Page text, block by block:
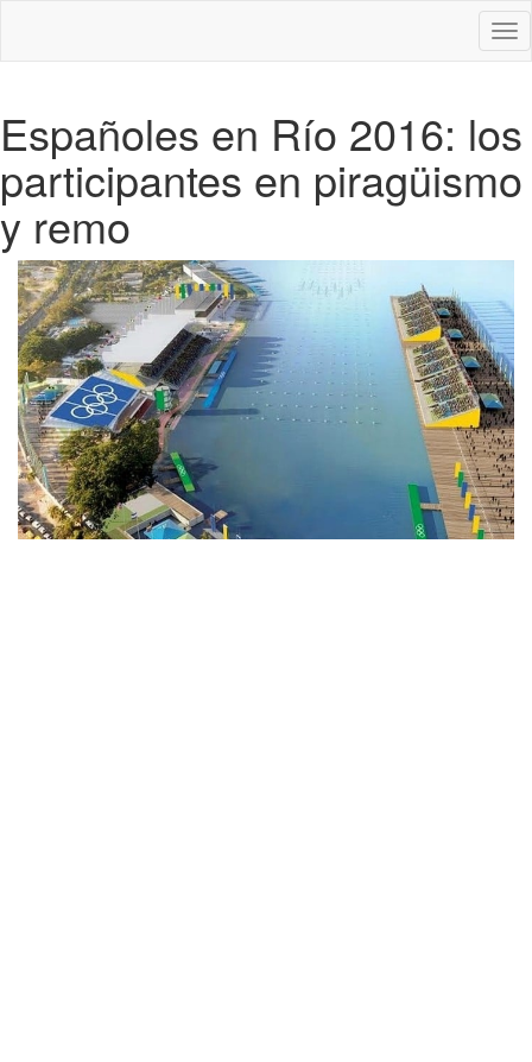
Españoles en Río 2016: los
participantes en piragüismo
y remo